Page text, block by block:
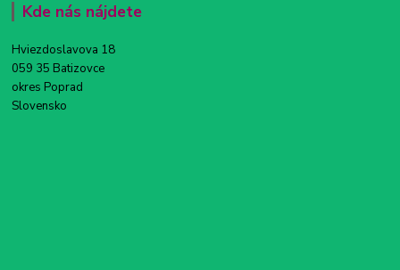
Kde nás nájdete
Hviezdoslavova 18
059 35 Batizovce
okres Poprad
Slovensko